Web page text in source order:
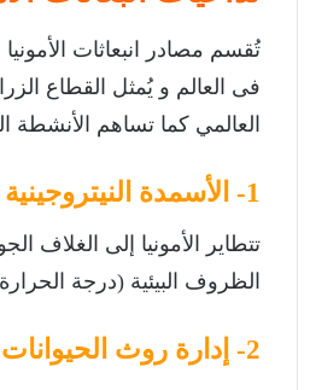
تُقسم مصادر انبعاثات
العالمي كما تساهم الأنشطة
1- الأسمدة النيتروجينية
تتطاير الأمونيا إلى الغلاف
الظروف البيئية (درجة
2- إدارة روث الحيوانات